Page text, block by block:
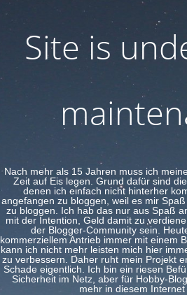
Site is
Nach mehr als 15 Jahren muss ich
Zeit auf Eis legen. Grund dafür sind
denen ich einfach nicht hinterher
angefangen zu bloggen, weil es mir
zu bloggen. Ich hab das nur aus Spaß
mit der Intention, Geld damit zu
der Blogger-Community sein.
kommerziellem Antrieb immer mit einem
kann ich nicht mehr leisten mich hier
zu verbessern. Daher ruht mein Projekt
Schade eigentlich. Ich bin ein riesen
Sicherheit im Netz, aber für Hobby-
mehr in diesem Internet